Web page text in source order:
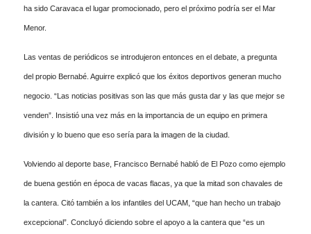
ha sido Caravaca el lugar promocionado, pero el próximo podría ser el Mar
Menor.
Las ventas de periódicos se introdujeron entonces en el debate, a pregunta
del propio Bernabé. Aguirre explicó que los éxitos deportivos generan mucho
negocio. “Las noticias positivas son las que más gusta dar y las que mejor se
venden”. Insistió una vez más en la importancia de un equipo en primera
división y lo bueno que eso sería para la imagen de la ciudad.
Volviendo al deporte base, Francisco Bernabé habló de El Pozo como ejemplo
de buena gestión en época de vacas flacas, ya que la mitad son chavales de
la cantera. Citó también a los infantiles del UCAM, “que han hecho un trabajo
excepcional”. Concluyó diciendo sobre el apoyo a la cantera que “es un